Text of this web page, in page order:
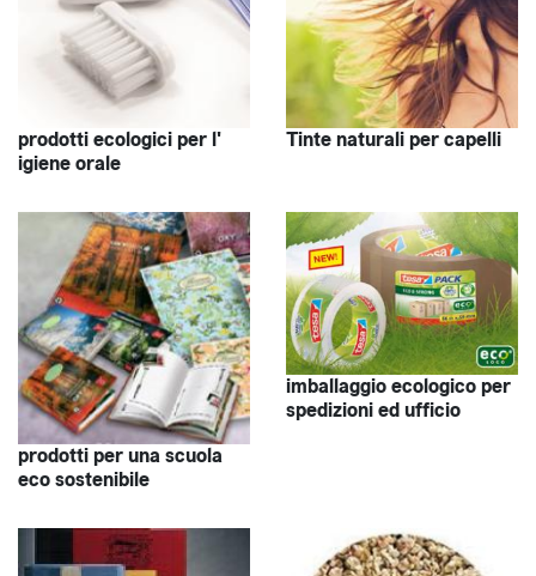
prodotti ecologici per l'
igiene orale
Tinte naturali per capelli
prodotti per una scuola
eco sostenibile
imballaggio ecologico per
spedizioni ed ufficio